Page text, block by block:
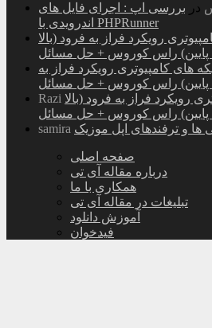
در بررسی اپ : اجرای فایل های PHP در گوشی
اندرویدی با PHPRunner
رویکرد فراز به فرود (بالا
پایین) راس کوروس + حل مسائل
های کامپیوتری رویکرد فراز به
پایین) راس کوروس + حل مسائل
Razi رویکرد فراز به فرود (بالا
پایین) راس کوروس + حل مسائل
samira
صفحه اصلی
درباره مقاله آی تی
همکاری با ما
تبلیغات در مقاله آی تی
آموزش دانلود
فیدخوان